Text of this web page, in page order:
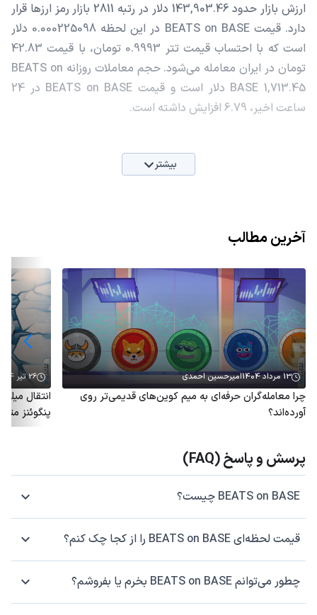
ارزش بازار حدود 143,903.46 دلار در رتبه 2811 بازار رمز ارزها قرار
دارد. قیمت BEATS on BASE در این لحظه 0.000225098 دلار
است که با احتساب قیمت تتر 0.9993 تومان، با قیمت 42.83
تومان در ایران معامله می‌شود. حجم معاملات روزانه BEATS on
BASE 1,713.45 دلار است و قیمت BEATS on BASE در 24
ساعت اخیر، 6.79 افزایش داشته است.
بیشتر
آخرین مطالب
13 مرداد 1404 امیرحسین احمدی
چرا معامله‌گران حرفه‌ای به میم کوین‌های قدیمی‌تر روی
آورده‌اند؟
26 تیر 1404
پنگوئنز
پرسش و پاسخ (FAQ)
BEATS on BASE چیست؟
قیمت لحظه‌ای BEATS on BASE را از کجا چک کنم؟
چطور می‌توانم BEATS on BASE بخرم یا بفروشم؟